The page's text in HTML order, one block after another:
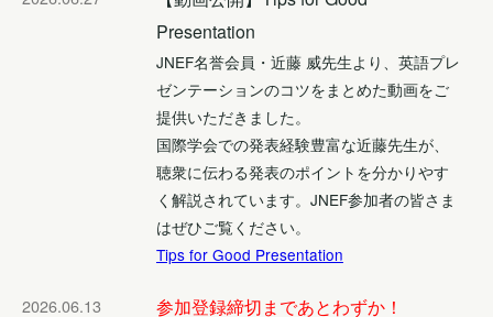
Presentation
JNEF名誉会員・近藤 威先生より、英語プレ
ゼンテーションのコツをまとめた動画をご
提供いただきました。
国際学会での発表経験豊富な近藤先生が、
聴衆に伝わる発表のポイントを分かりやす
く解説されています。JNEF参加者の皆さま
はぜひご覧ください。
Tips for Good Presentation
2026.06.13 参加登録締切まであとわずか！